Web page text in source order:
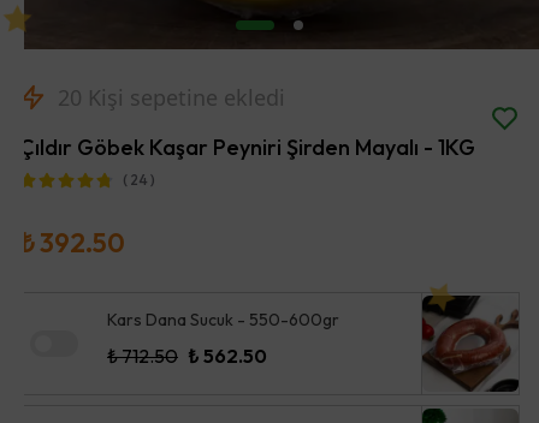
20 Kişi sepetine ekledi
Çıldır Göbek Kaşar Peyniri Şirden Mayalı - 1KG
( 24 )
₺ 392.50
Kars Dana Sucuk - 550-600gr
₺ 712.50 ₺ 562.50